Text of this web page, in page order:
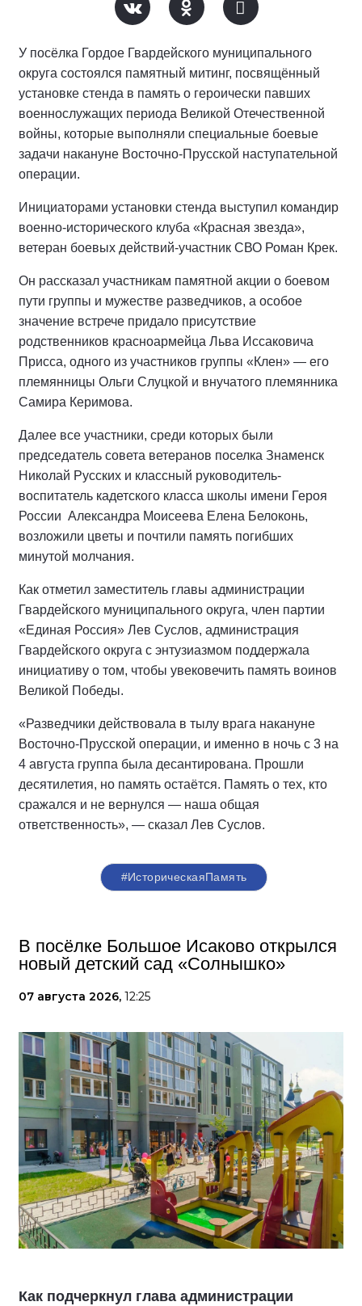
У посёлка Гордое Гвардейского муниципального
округа состоялся памятный митинг, посвящённый
установке стенда в память о героически павших
военнослужащих периода Великой Отечественной
войны, которые выполняли специальные боевые
задачи накануне Восточно-Прусской наступательной
операции.
Инициаторами установки стенда выступил командир
военно-исторического клуба «Красная звезда»,
ветеран боевых действий-участник СВО Роман Крек.
Он рассказал участникам памятной акции о боевом
пути группы и мужестве разведчиков, а особое
значение встрече придало присутствие
родственников красноармейца Льва Иссаковича
Присса, одного из участников группы «Клен» — его
племянницы Ольги Слуцкой и внучатого племянника
Самира Керимова.
Далее все участники, среди которых были
председатель совета ветеранов поселка Знаменск
Николай Русских и классный руководитель-
воспитатель кадетского класса школы имени Героя
России Александра Моисеева Елена Белоконь,
возложили цветы и почтили память погибших
минутой молчания.
Как отметил заместитель главы администрации
Гвардейского муниципального округа, член партии
«Единая Россия» Лев Суслов, администрация
Гвардейского округа с энтузиазмом поддержала
инициативу о том, чтобы увековечить память воинов
Великой Победы.
«Разведчики действовала в тылу врага накануне
Восточно-Прусской операции, и именно в ночь с 3 на
4 августа группа была десантирована. Прошли
десятилетия, но память остаётся. Память о тех, кто
сражался и не вернулся — наша общая
ответственность», — сказал Лев Суслов.
#ИсторическаяПамять
В посёлке Большое Исаково открылся
новый детский сад «Солнышко»
07 августа 2026, 12:25
Как подчеркнул глава администрации